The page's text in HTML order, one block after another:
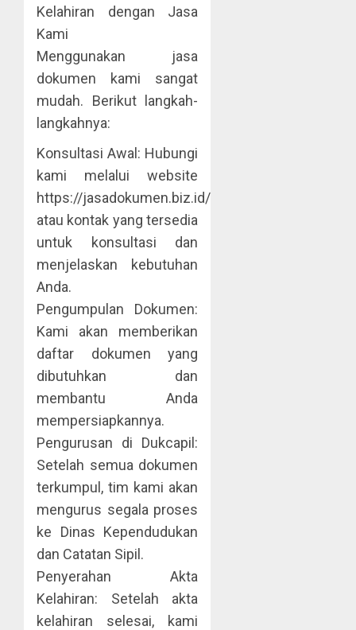
Kelahiran dengan Jasa
Kami
Menggunakan jasa
dokumen kami sangat
mudah. Berikut langkah-
langkahnya:
Konsultasi Awal: Hubungi
kami melalui website
https://jasadokumen.biz.id/
atau kontak yang tersedia
untuk konsultasi dan
menjelaskan kebutuhan
Anda.
Pengumpulan Dokumen:
Kami akan memberikan
daftar dokumen yang
dibutuhkan dan
membantu Anda
mempersiapkannya.
Pengurusan di Dukcapil:
Setelah semua dokumen
terkumpul, tim kami akan
mengurus segala proses
ke Dinas Kependudukan
dan Catatan Sipil.
Penyerahan Akta
Kelahiran: Setelah akta
kelahiran selesai, kami